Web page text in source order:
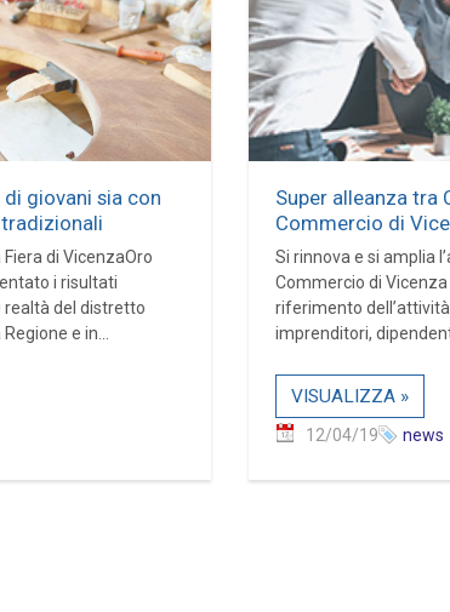
giovani sia con
Fiera di VicenzaOro
i risultati
realtà del distretto
e in...
Super alleanza tra
Commercio di
Si rinnova e si amplia
Commercio di
riferimento
imprenditori,
VISUALIZZA »
12/04/19 news